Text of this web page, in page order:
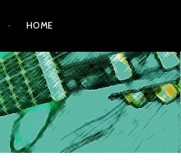
HOME